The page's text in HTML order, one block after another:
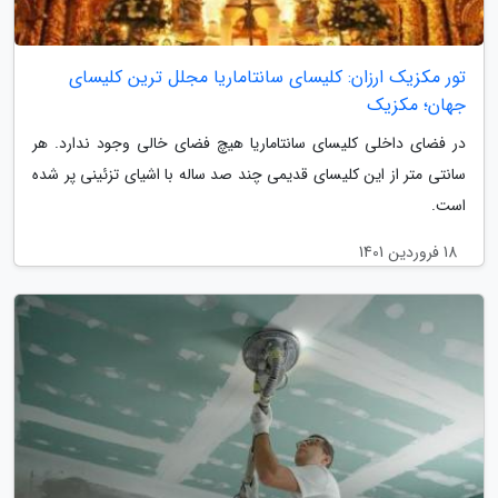
تور مکزیک ارزان: کلیسای سانتاماریا مجلل ترین کلیسای
جهان؛ مکزیک
در فضای داخلی کلیسای سانتاماریا هیچ فضای خالی وجود ندارد. هر
سانتی متر از این کلیسای قدیمی چند صد ساله با اشیای تزئینی پر شده
است.
18 فروردین 1401